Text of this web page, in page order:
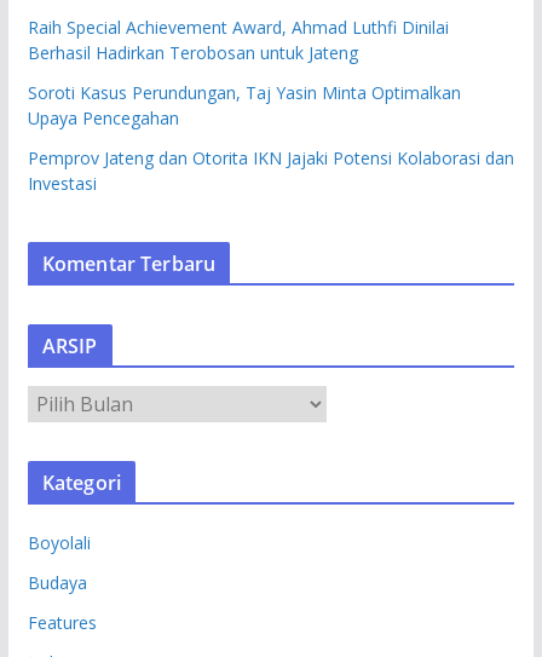
Raih Special Achievement Award, Ahmad Luthfi Dinilai
Berhasil Hadirkan Terobosan untuk Jateng
Soroti Kasus Perundungan, Taj Yasin Minta Optimalkan
Upaya Pencegahan
Pemprov Jateng dan Otorita IKN Jajaki Potensi Kolaborasi dan
Investasi
Komentar Terbaru
ARSIP
R
S
Kategori
Boyolali
Budaya
Features